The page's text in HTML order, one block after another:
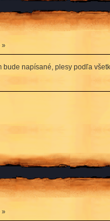
»
napísané, plesy podľa
»